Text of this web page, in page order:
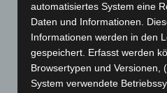
Juni 2024(107)
Mai 2024
(149)
April 2024(102)
März 2024(103)
automatisiertes System eine
Daten und Informationen.
Informationen werden in den
gespeichert. Erfasst werden
Browsertypen und Versionen,
System verwendete